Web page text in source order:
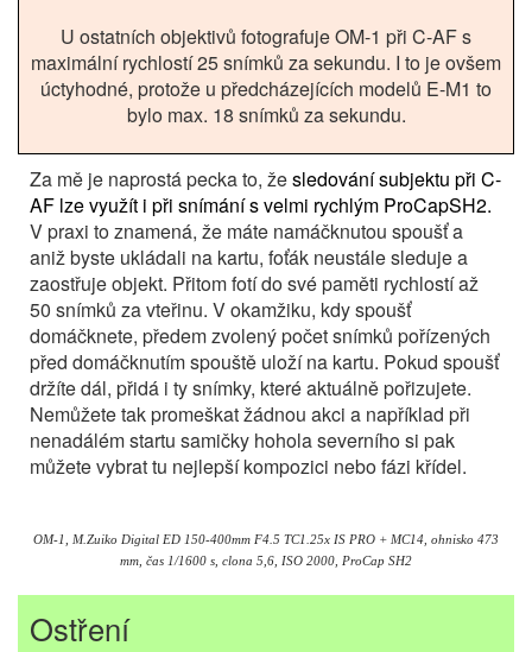
U ostatních objektivů fotografuje OM-1 při C-AF s
maximální rychlostí 25 snímků za sekundu. I to je ovšem
úctyhodné, protože u předcházejících modelů E-M1 to
bylo max. 18 snímků za sekundu.
Za mě je naprostá pecka to, žesledování subjektu při C-
AF lze využít i při snímání s velmi rychlým ProCapSH2.
V praxi to znamená, že máte namáčknutou spoušť a
aniž byste ukládali na kartu, foťák neustále sleduje a
zaostřuje objekt. Přitom fotí do své paměti rychlostí až
50 snímků za vteřinu. V okamžiku, kdy spoušť
domáčknete, předem zvolený počet snímků pořízených
před domáčknutím spouště uloží na kartu. Pokud spoušť
držíte dál, přidá i ty snímky, které aktuálně pořizujete.
Nemůžete tak promeškat žádnou akci a například při
nenadálém startu samičky hohola severního si pak
můžete vybrat tu nejlepší kompozici nebo fázi křídel.
OM-1, M.Zuiko Digital ED 150-400mm F4.5 TC1.25x IS PRO + MC14, ohnisko 473
mm, čas 1/1600 s, clona 5,6, ISO 2000, ProCap SH2
Ostření